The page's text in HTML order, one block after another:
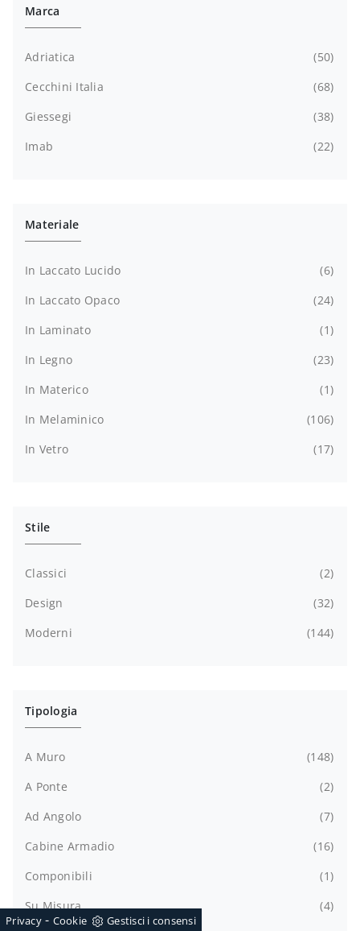
Marca
Adriatica
50
Cecchini Italia
68
Giessegi
38
Imab
22
Materiale
In Laccato Lucido
6
In Laccato Opaco
24
In Laminato
1
In Legno
23
In Materico
1
In Melaminico
106
In Vetro
17
Stile
Classici
2
Design
32
Moderni
144
Tipologia
A Muro
148
A Ponte
2
Ad Angolo
7
Cabine Armadio
16
Componibili
1
Su Misura
4
Privacy- Cookie Gestisci i consensi